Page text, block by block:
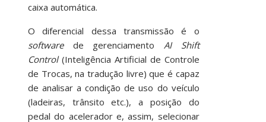
caixa automática.
O diferencial dessa transmissão é o
software de gerenciamento AI Shift
Control(Inteligência Artificial de Controle
de Trocas, na tradução livre) que é capaz
de analisar a condição de uso do veículo
(ladeiras, trânsito etc.), a posição do
pedal do acelerador e, assim, selecionar